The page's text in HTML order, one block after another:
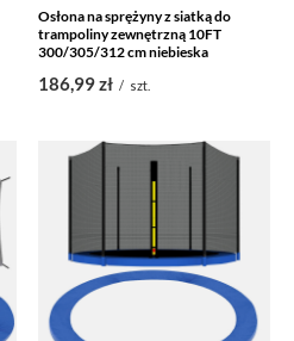
Osłona na sprężyny z siatką do
trampoliny zewnętrzną 10FT
300/305/312 cm niebieska
186,99 zł / szt.